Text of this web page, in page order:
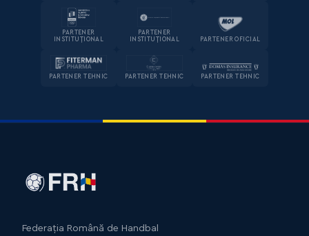
PARTENER
INSTITUȚIONAL
PARTENER
INSTITUȚIONAL
PARTENER OFICIAL
PARTENER TEHNIC PARTENER TEHNIC PARTENER TEHNIC
Federația Română de Handbal